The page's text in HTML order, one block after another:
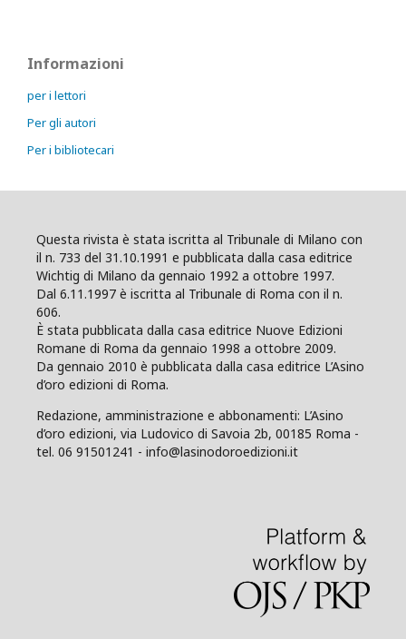
Informazioni
per i lettori
Per gli autori
Per i bibliotecari
Questa rivista è stata iscritta al Tribunale di Milano con
il n. 733 del 31.10.1991 e pubblicata dalla casa editrice
Wichtig di Milano da gennaio 1992 a ottobre 1997.
Dal 6.11.1997 è iscritta al Tribunale di Roma con il n.
606.
È stata pubblicata dalla casa editrice Nuove Edizioni
Romane di Roma da gennaio 1998 a ottobre 2009.
Da gennaio 2010 è pubblicata dalla casa editrice L’Asino
d’oro edizioni di Roma.
Redazione, amministrazione e abbonamenti: L’Asino
d’oro edizioni, via Ludovico di Savoia 2b, 00185 Roma -
tel. 06 91501241 - info@lasinodoroedizioni.it